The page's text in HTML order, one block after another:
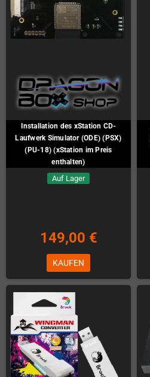
Installation des xStation CD-
Laufwerk Simulator (ODE) (PSX)
(PU-18) (xStation im Preis
enthalten)
Auf Lager
149,00 €
KAUFEN